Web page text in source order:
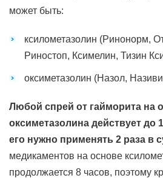
может быть:
ксилометазолин (Ринонорм,
Риностоп, Ксимелин, Тизин
оксиметазолин (Назол,
Любой спрей от гайморита на
оксиметазолина действует до
его нужно применять 2 раза в
медикаментов на основе
продолжается 8 часов, поэтому